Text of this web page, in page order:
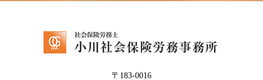
〒183-0016